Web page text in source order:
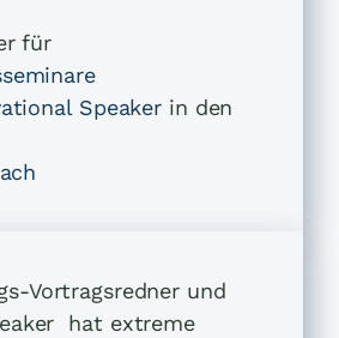
für
Speaker in den
Vortragsredner und
hat extreme